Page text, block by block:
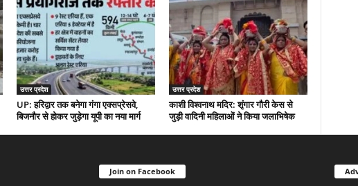
उत्तर प्रदेश
UP: हरिद्वार तक बनेगा गंगा एक्सप्रेसवे,
बिजनौर से होकर जुड़ेगा यूपी का नया मार्ग
उत्तर प्रदेश
काशी विश्वनाथ मदिर: शृंगार गौरी केस से
जुड़ी वादिनी महिलाओं ने किया जलाभिषेक
Join on Facebook